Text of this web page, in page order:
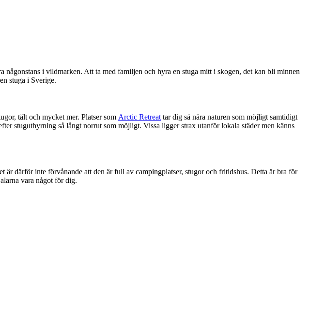
i vildmarken. Att ta med familjen och hyra en stuga mitt i skogen, det kan bli minnen
stuga i Sverige.
tält och mycket mer. Platser som Arctic Retreat tar dig så nära naturen som möjligt samtidigt
stuguthyrning så långt norrut som möjligt. Vissa ligger strax utanför lokala städer men känns
därför inte förvånande att den är full av campingplatser, stugor och fritidshus. Detta är bra för
vara något för dig.